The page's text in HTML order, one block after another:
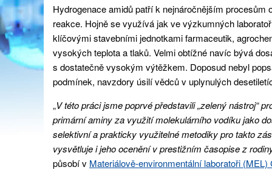
Hydrogenace amidů patří k nejnáročnějším procesům
reakce. Hojně se využívá jak ve výzkumných
klíčovými stavebními jednotkami farmaceutik,
vysokých teplota a tlaků. Velmi obtížné navíc bývá
s dostatečně vysokým výtěžkem. Doposud nebyl
podmínek, navzdory úsilí vědců v uplynulých
„V této práci jsme poprvé představili „zelený nástroj“
primární aminy za využití molekulárního vodíku jako
selektivní a prakticky využitelné metodiky pro takto
vysvětluje i jeho ocenění v prestižním časopise z
působí v Materiálově-environmentální laboratoři